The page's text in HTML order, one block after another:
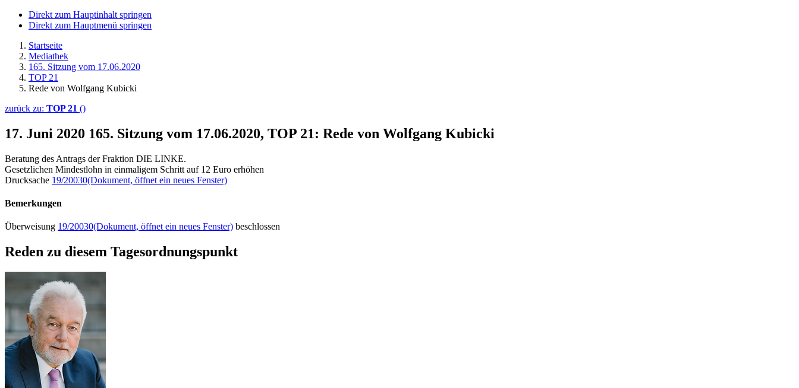
Direkt zum Hauptinhalt springen
Direkt zum Hauptmenü springen
Startseite
Mediathek
165. Sitzung vom 17.06.2020
TOP 21
Rede von Wolfgang Kubicki
zurück zu: TOP 21 ()
17. Juni 2020 165. Sitzung vom 17.06.2020, TOP 21: Rede von Wolfgang Kubicki
Beratung des Antrags der Fraktion DIE LINKE.
Gesetzlichen Mindestlohn in einmaligem Schritt auf 12 Euro erhöhen
Drucksache 19/20030(Dokument, öffnet ein neues Fenster)
Bemerkungen
Überweisung 19/20030(Dokument, öffnet ein neues Fenster) beschlossen
Reden zu diesem Tagesordnungspunkt